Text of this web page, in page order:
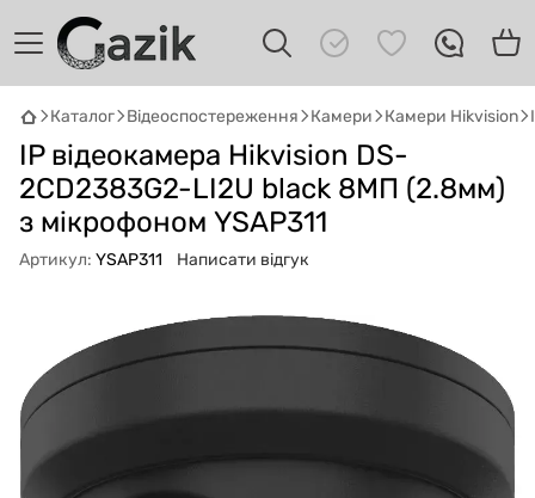
Каталог Відеоспостереження Камери Камери Hikvision
IP відеокамера Hikvision DS-
2CD2383G2-LI2U black 8МП (2.8мм)
з мікрофоном YSAP311
Артикул: YSAP311 Написати відгук
GAZIKAI
Онлайн · пошук техніки
Привіт! 👋 Я Gazik AI — допоможу
підібрати вживану комп'ютерну техніку.
Що шукаєш?